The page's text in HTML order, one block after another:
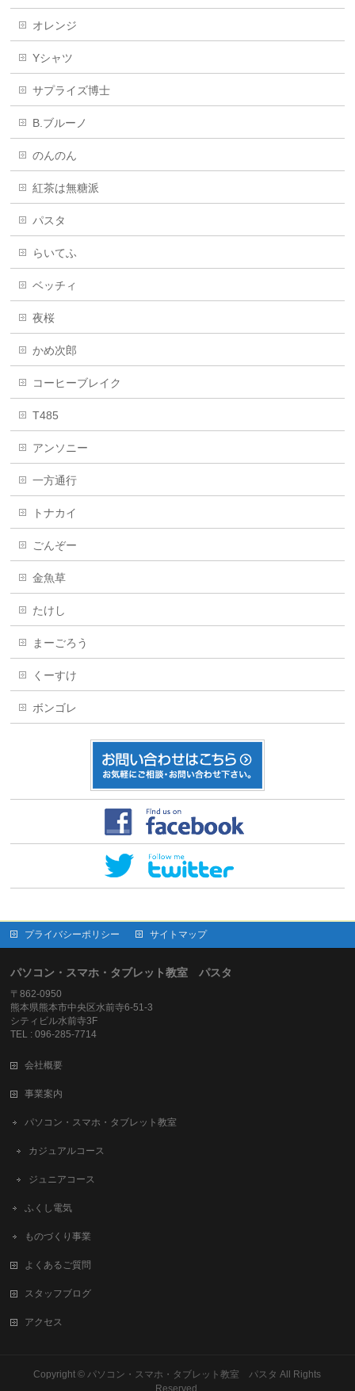
オレンジ
Yシャツ
サプライズ博士
B.ブルーノ
のんのん
紅茶は無糖派
パスタ
らいてふ
ベッチィ
夜桜
かめ次郎
コーヒーブレイク
T485
アンソニー
一方通行
トナカイ
ごんぞー
金魚草
たけし
まーごろう
くーすけ
ボンゴレ
プライバシーポリシー サイトマップ
パソコン・スマホ・タブレット教室 パスタ
〒862-0950
熊本県熊本市中央区水前寺6-51-3
シティビル水前寺3F
TEL : 096-285-7714
会社概要
事業案内
パソコン・スマホ・タブレット教室
カジュアルコース
ジュニアコース
ふくし電気
ものづくり事業
よくあるご質問
スタッフブログ
アクセス
Copyright ©パソコン・スマホ・タブレット教室 パスタ All Rights
Reserved.